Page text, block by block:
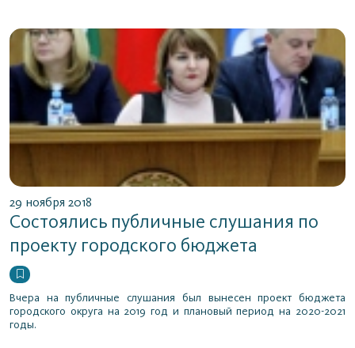
29 ноября 2018
Состоялись публичные слушания по
проекту городского бюджета
Вчера на публичные слушания был вынесен проект бюджета
городского округа на 2019 год и плановый период на 2020-2021
годы.